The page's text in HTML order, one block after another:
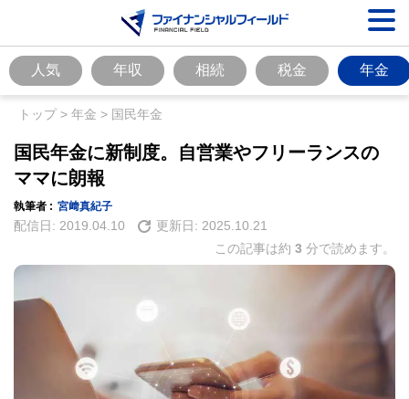
人気 年収 相続 税金 年金
トップ> 年金 > 国民年金
国民年金に新制度。自営業やフリーランスの
ママに朗報
執筆者 : 宮﨑真紀子
配信日: 2019.04.10 更新日: 2025.10.21
この記事は約 3 分で読めます。